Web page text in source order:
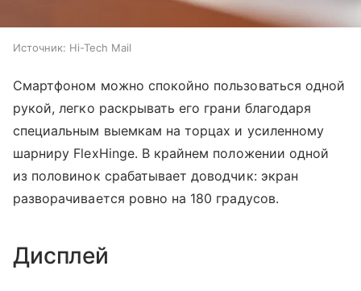
Источник: Hi-Tech Mail
Смартфоном можно спокойно пользоваться одной
рукой, легко раскрывать его грани благодаря
специальным выемкам на торцах и усиленному
шарниру FlexHinge. В крайнем положении одной
из половинок срабатывает доводчик: экран
разворачивается ровно на 180 градусов.
Дисплей